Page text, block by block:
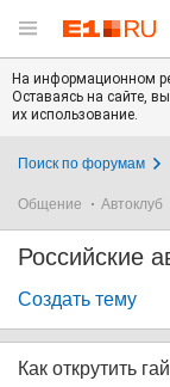
На информационном
Оставаясь на сайте,
их использование.
Поиск по форумам
Общение Автоклуб
Российские
Создать тему
Как открутить